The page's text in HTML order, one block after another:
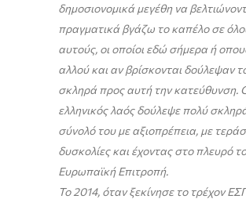
δημοσιονομικά μεγέθη να
πραγματικά βγάζω το καπέλο σε
αυτούς, οι οποίοι εδώ σήμερα ή
αλλού και αν βρίσκονται δούλεψαν
σκληρά προς αυτή την κατεύθυνση.
ελληνικός λαός δούλεψε πολύ
σύνολό του με αξιοπρέπεια, με
δυσκολίες και έχοντας στο πλευρό
Ευρωπαϊκή Επιτροπή.
Το 2014, όταν ξεκίνησε το τρέχον